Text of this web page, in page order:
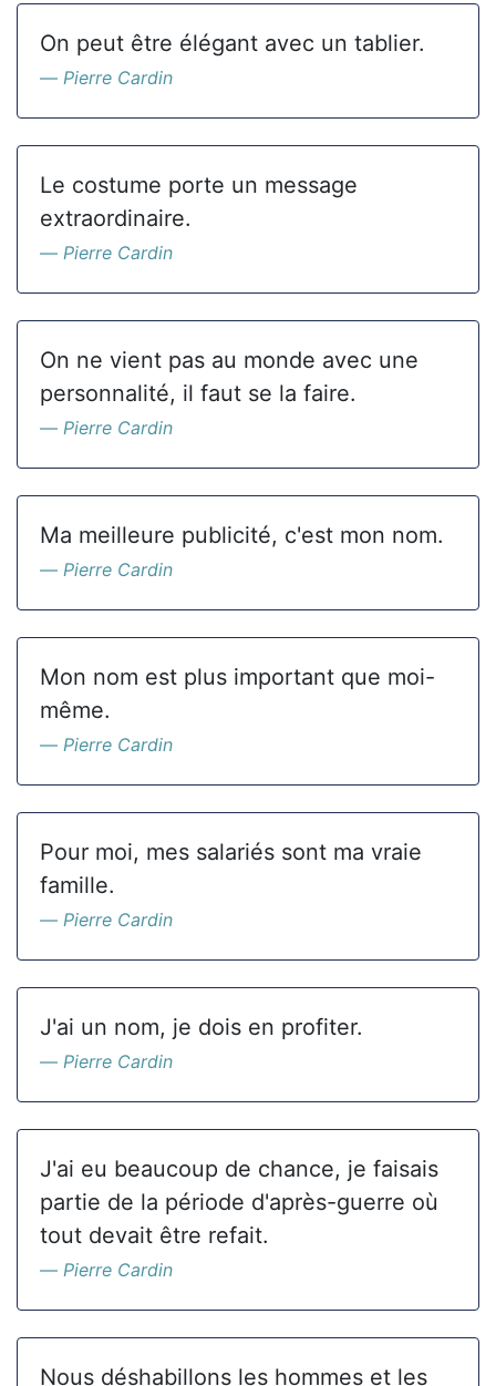
On peut être élégant avec un tablier.
Pierre Cardin
Le costume porte un message
extraordinaire.
Pierre Cardin
On ne vient pas au monde avec une
personnalité, il faut se la faire.
Pierre Cardin
Ma meilleure publicité, c'est mon nom.
Pierre Cardin
Mon nom est plus important que moi-
même.
Pierre Cardin
Pour moi, mes salariés sont ma vraie
famille.
Pierre Cardin
J'ai un nom, je dois en profiter.
Pierre Cardin
J'ai eu beaucoup de chance, je faisais
partie de la période d'après-guerre où
tout devait être refait.
Pierre Cardin
Nous déshabillons les hommes et les